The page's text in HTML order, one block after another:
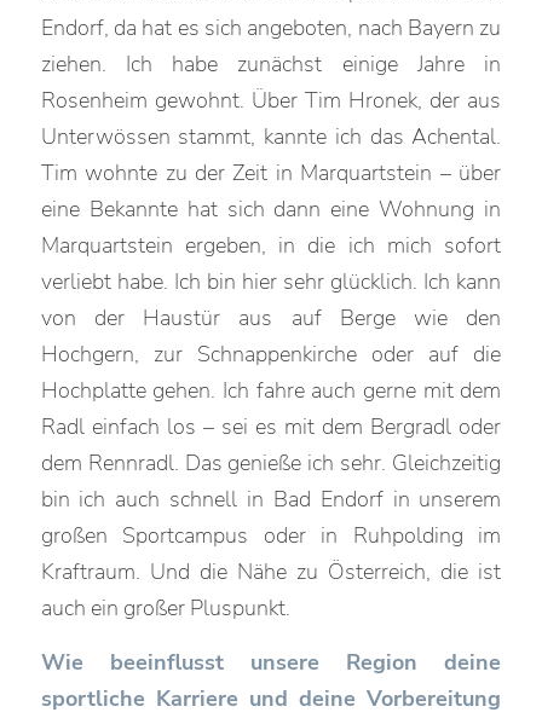
Endorf, da hat es sich angeboten, nach Bayern zu
ziehen. Ich habe zunächst einige Jahre in
Rosenheim gewohnt. Über Tim Hronek, der aus
Unterwössen stammt, kannte ich das Achental.
Tim wohnte zu der Zeit in Marquartstein – über
eine Bekannte hat sich dann eine Wohnung in
Marquartstein ergeben, in die ich mich sofort
verliebt habe. Ich bin hier sehr glücklich. Ich kann
von der Haustür aus auf Berge wie den
Hochgern, zur Schnappenkirche oder auf die
Hochplatte gehen. Ich fahre auch gerne mit dem
Radl einfach los – sei es mit dem Bergradl oder
dem Rennradl. Das genieße ich sehr. Gleichzeitig
bin ich auch schnell in Bad Endorf in unserem
großen Sportcampus oder in Ruhpolding im
Kraftraum. Und die Nähe zu Österreich, die ist
auch ein großer Pluspunkt.
Wie beeinflusst unsere Region deine
sportliche Karriere und deine Vorbereitung